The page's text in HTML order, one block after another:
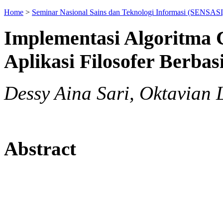
Home > Seminar Nasional Sains dan Teknologi Informasi
Implementasi Algoritma
Aplikasi Filosofer
Dessy Aina Sari, Oktavian
Abstract